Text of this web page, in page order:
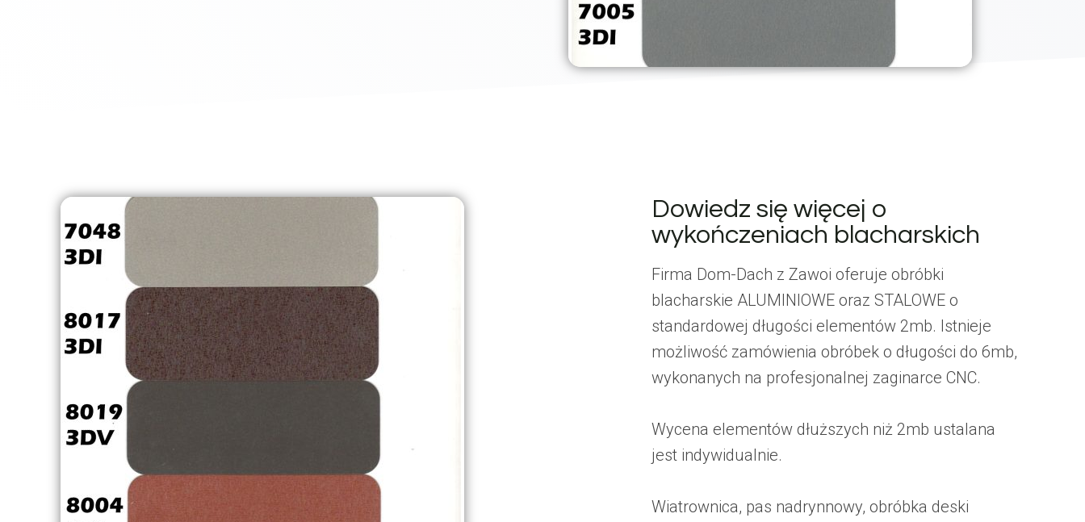
Dowiedz się więcej o
wykończeniach blacharskich
Firma Dom-Dach z Zawoi oferuje obróbki
blacharskie ALUMINIOWE oraz STALOWE o
standardowej długości elementów 2mb. Istnieje
możliwość zamówienia obróbek o długości do 6mb,
wykonanych na profesjonalnej zaginarce CNC.
Wycena elementów dłuższych niż 2mb ustalana
jest indywidualnie.
Wiatrownica, pas nadrynnowy, obróbka deski